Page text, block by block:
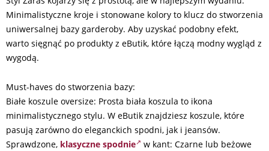
Minimalistyczne kroje i stonowane kolory to klucz do stworzenia
uniwersalnej bazy garderoby. Aby uzyskać podobny efekt,
warto sięgnąć po produkty z eButik, które łączą modny wygląd z
wygodą.
Must-haves do stworzenia bazy:
Białe koszule oversize: Prosta biała koszula to ikona
minimalistycznego stylu. W eButik znajdziesz koszule, które
pasują zarówno do eleganckich spodni, jak i jeansów.
Sprawdzone, klasyczne spodnie
w kant: Czarne lub beżowe